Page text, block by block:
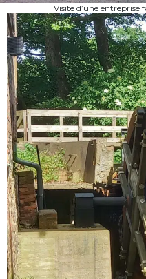
Visite d’une entreprise